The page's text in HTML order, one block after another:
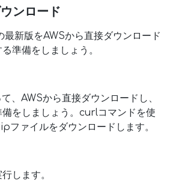
ンロード
最新版をAWSから直接ダウンロード
準備をしましょう。
、AWSから直接ダウンロードし、
をしましょう。curlコマンドを使
ファイルをダウンロードします。
します。